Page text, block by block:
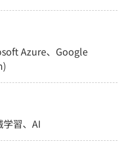
Azure、Google
習、AI